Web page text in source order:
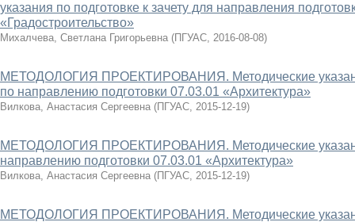
указания по подготовке к зачету для направления
«Градостроительство»
Михалчева, Светлана Григорьевна (ПГУАС, 2016-08-08)
МЕТОДОЛОГИЯ ПРОЕКТИРОВАНИЯ. Методические
по направлению подготовки 07.03.01 «Архитектура»
Вилкова, Анастасия Сергеевна (ПГУАС, 2015-12-19)
МЕТОДОЛОГИЯ ПРОЕКТИРОВАНИЯ. Методические
направлению подготовки 07.03.01 «Архитектура»
Вилкова, Анастасия Сергеевна (ПГУАС, 2015-12-19)
МЕТОДОЛОГИЯ ПРОЕКТИРОВАНИЯ. Методические